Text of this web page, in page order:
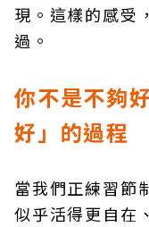
現。這樣的感受
過。
你不是不夠
好」的過程
當我們正練習節
似乎活得更自在